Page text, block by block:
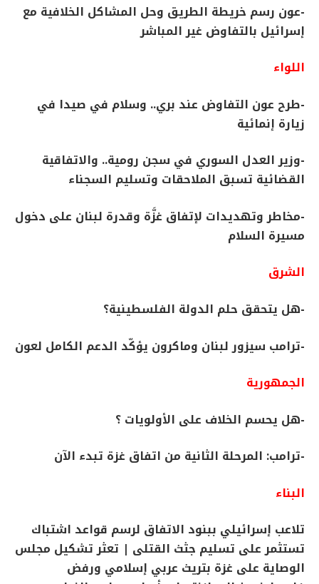
-عون رسم خريطة الطريق وحل المشاكل الخلافية مع
إسرائيل بالتفاوض غير المباشر
اللواء
-طرح عون التفاوض عند بري.. وسلام في صيدا في
زيارة إنمائية
-وزير العدل السوري في سجن رومية.. والاتفاقية
القضائية تسبق الملاحقات وتسليم السجناء
-مخاطر وتهديدات لإتفاق غزَّة وقدرة لبنان على دخول
مسيرة السلام
الشرق
-هل يتحقق حلم الدولة الفلسطينية؟
-ترامب سيزور لبنان وماكرون يؤكّد الدعم الكامل لعون
الجمهورية
-هل يحسم الخلاف على الأولويات ؟
-ترامب: المرحلة الثانية من اتفاق غزة تبدء الآن
البناء
تلاعب إسرائيلي ببنود الاتفاق لرسم قواعد اشتباك
تستثمر على تسليم جثث القتلى | تعثر تشكيل مجلس
الوصاية على غزة بتريث عربي إسلامي ورفض